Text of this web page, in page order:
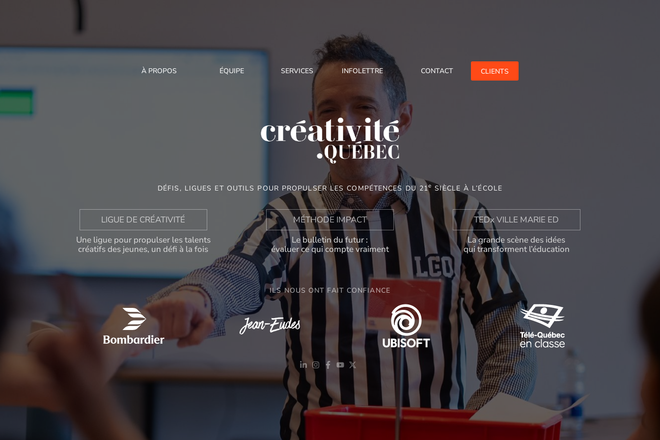
À PROPOS ÉQUIPE SERVICES INFOLETTRE CONTACT CLIENTS
DÉFIS, LIGUES ET OUTILS POUR PROPULSER LES COMPÉTENCES DU 21e SIÈCLE À L’ÉCOLE
LIGUE DE CRÉATIVITÉ
Une ligue pour propulser les talents
créatifs des jeunes, un défi à la fois
MÉTHODE IMPACT
Le bulletin du futur :
évaluer ce qui compte vraiment
TEDx VILLE MARIE ED
La grande scène des idées
qui transforment l’éducation
ILS NOUS ONT FAIT CONFIANCE